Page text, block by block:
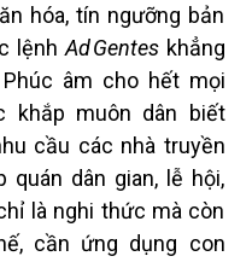
hóa, tín ngưỡng bản
lệnhAd Genteskhẳng
âm cho hết mọi
khắp muôn dân biết
cầu các nhà truyền
dân gian, lễ hội,
là nghi thức mà còn
cần ứng dụng con